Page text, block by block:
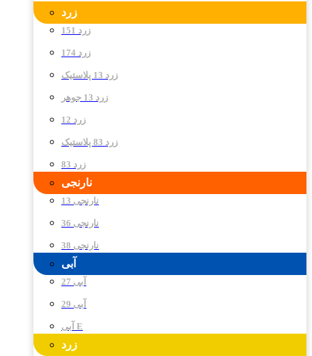
زرد
زرد 151
زرد 174
زرد 13 پلاستیک
زرد 13 جوهر
زرد 12
زرد 83 پلاستیک
زرد 83
نارنجی
نارنجی 13
نارنجی 36
نارنجی 38
آبی
آبی 27
آبی 29
آبی E
زرد